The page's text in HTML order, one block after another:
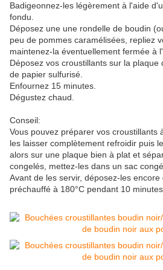
Badigeonnez-les légèrement à l'aide
fondu.
Déposez une une rondelle de boudin
peu de pommes caramélisées, repliez
maintenez-la éventuellement fermée à
Déposez vos croustillants sur la
de papier sulfurisé.
Enfournez 15 minutes.
Dégustez chaud.
Conseil:
Vous pouvez préparer vos croustillants
les laisser complètement refroidir puis
alors sur une plaque bien à plat et
congelés, mettez-les dans un sac
Avant de les servir, déposez-les
préchauffé à 180°C pendant 10 minutes.